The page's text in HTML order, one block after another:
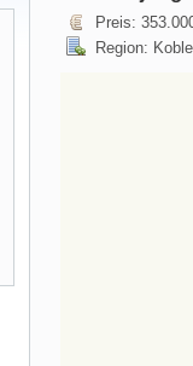
Preis:
Region: